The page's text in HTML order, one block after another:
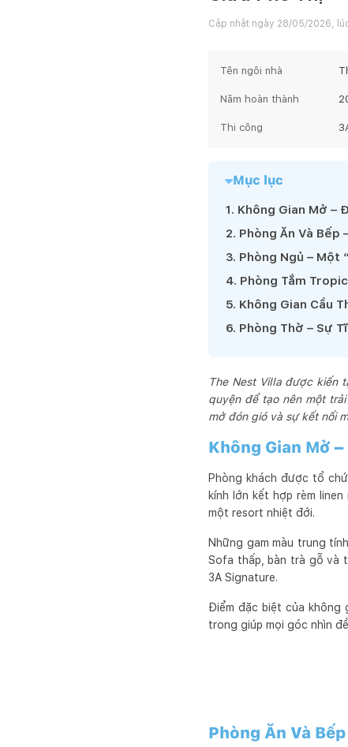
Cập nhật ngày 28/05/2026,
Tên ngôi nhà
Năm hoàn thành
Thi công
Mục lục
1. Không Gian Mở –
2. Phòng Ăn Và
3. Phòng Ngủ – Một
4. Phòng Tắm
5. Không Gian Cầu
6. Phòng Thờ – Sự
The Nest Villa được kiến
quyện để tạo nên một
mở đón gió và sự kết nối
Không Gian Mở
Phòng khách được tổ
kính lớn kết hợp rèm
một resort nhiệt đới.
Những gam màu trung
Sofa thấp, bàn trà gỗ và
3A Signature.
Điểm đặc biệt của không
trong giúp mọi góc nhìn
Phòng Ăn Và